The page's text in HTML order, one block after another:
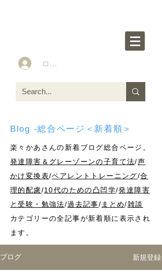
ログイン
Blog -総合ページ＜新着順＞
楽々かあさんの新着ブログ総合ページ。
発達障害＆グレーゾーンの子育て法/声
かけ変換表/ペアレントトレーニング/合
理的配慮/10代のための凸凹学/発達障害
と受験・勉強法/過去記事/ まとめ/雑談
カテゴリーの全記事が新着順に表示され
ます。
ブログ 新規登録